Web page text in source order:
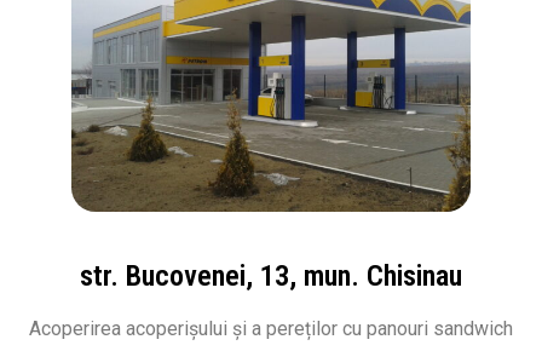
str. Bucovenei, 13, mun. Chisinau
Acoperirea acoperișului și a pereților cu panouri sandwich